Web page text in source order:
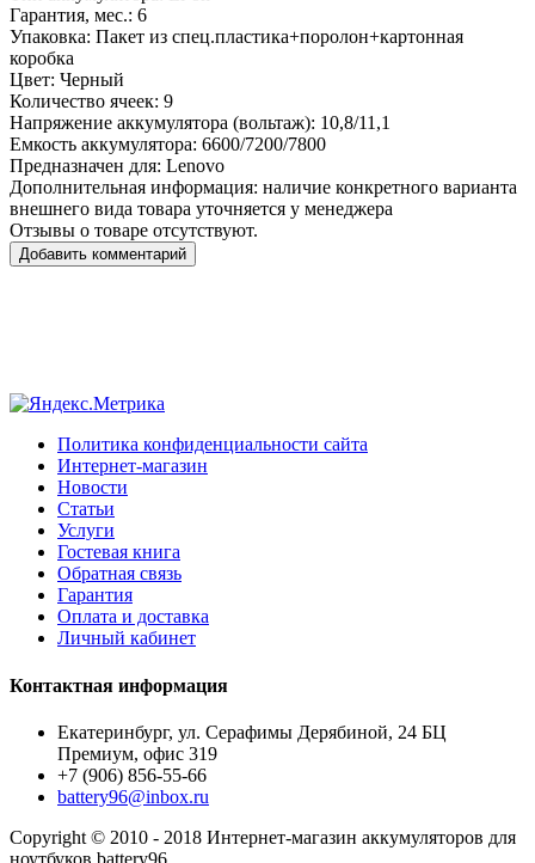
Гарантия, мес.: 6
Упаковка: Пакет из спец.пластика+поролон+картонная
коробка
Цвет: Черный
Количество ячеек: 9
Напряжение аккумулятора (вольтаж): 10,8/11,1
Емкость аккумулятора: 6600/7200/7800
Предназначен для: Lenovo
Дополнительная информация: наличие конкретного варианта
внешнего вида товара уточняется у менеджера
Отзывы о товаре отсутствуют.
Добавить комментарий
Политика конфиденциальности сайта
Интернет-магазин
Новости
Статьи
Услуги
Гостевая книга
Обратная связь
Гарантия
Оплата и доставка
Личный кабинет
Контактная информация
Екатеринбург, ул. Серафимы Дерябиной, 24 БЦ
Премиум, офис 319
+7 (906) 856-55-66
battery96@inbox.ru
Copyright © 2010 - 2018 Интернет-магазин аккумуляторов для
ноутбуков battery96.